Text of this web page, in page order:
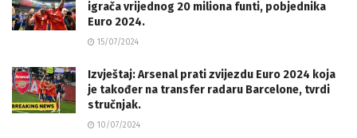
igrača vrijednog 20 miliona funti, pobjednika
Euro 2024.
15/07/2024
Izvještaj: Arsenal prati zvijezdu Euro 2024 koja
je također na transfer radaru Barcelone, tvrdi
stručnjak.
10/07/2024